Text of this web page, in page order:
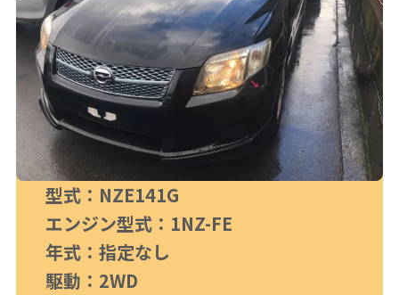
型式：NZE141G
エンジン型式：1NZ-FE
年式：指定なし
駆動：2WD